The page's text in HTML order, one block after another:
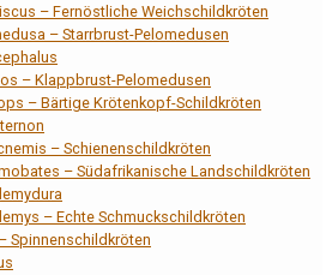
– Fernöstliche Weichschildkröten
– Starrbrust-Pelomedusen
– Klappbrust-Pelomedusen
– Bärtige Krötenkopf-Schildkröten
– Schienenschildkröten
– Südafrikanische Landschildkröten
– Echte Schmuckschildkröten
Spinnenschildkröten